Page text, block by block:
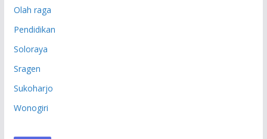
Olah raga
Pendidikan
Soloraya
Sragen
Sukoharjo
Wonogiri